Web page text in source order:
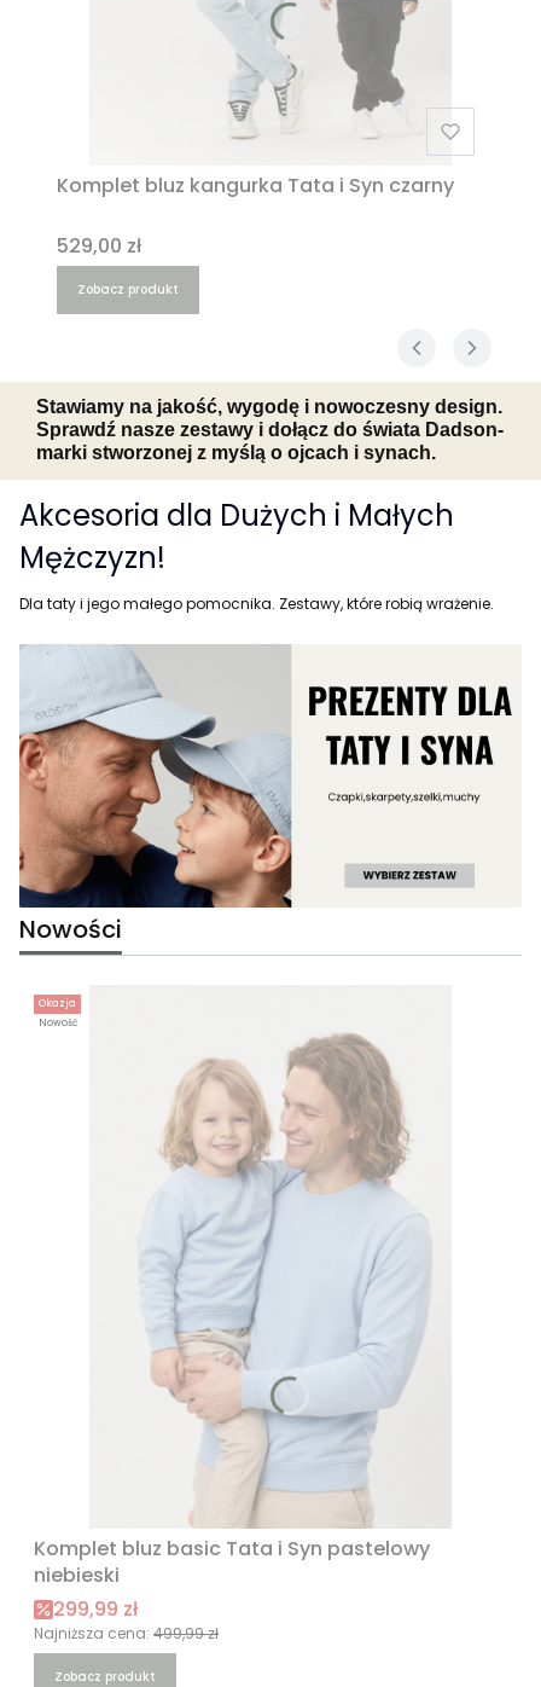
Komplet bluz kangurka Tata i Syn czarny
Cena
529,00 zł
Zobacz produkt
Stawiamy na jakość, wygodę i nowoczesny design.
Sprawdź nasze zestawy i dołącz do świata Dadson-
marki stworzonej z myślą o ojcach i synach.
Akcesoria dla Dużych i Małych
Mężczyzn!
Dla taty i jego małego pomocnika. Zestawy, które robią wrażenie.
Nowości
Okazja
Nowość
Komplet bluz basic Tata i Syn pastelowy
niebieski
Cena promocyjna
299,99 zł
Najniższa cena: 499,99 zł
Zobacz produkt